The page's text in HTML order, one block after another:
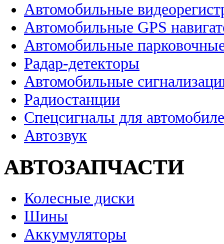
Автомобильные
Автомобильные GPS
Автомобильные
Радар-детекторы
Автомобильные
Радиостанции
Спецсигналы для
Автозвук
АВТОЗАПЧАСТИ
Колесные диски
Шины
Аккумуляторы